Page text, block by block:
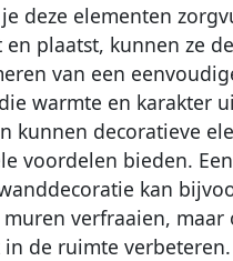
deze elementen
en plaatst, kunnen ze
van een
warmte en karakter
kunnen decoratieve
voordelen bieden.
kan
verfraaien, maar
in de ruimte verbeteren.